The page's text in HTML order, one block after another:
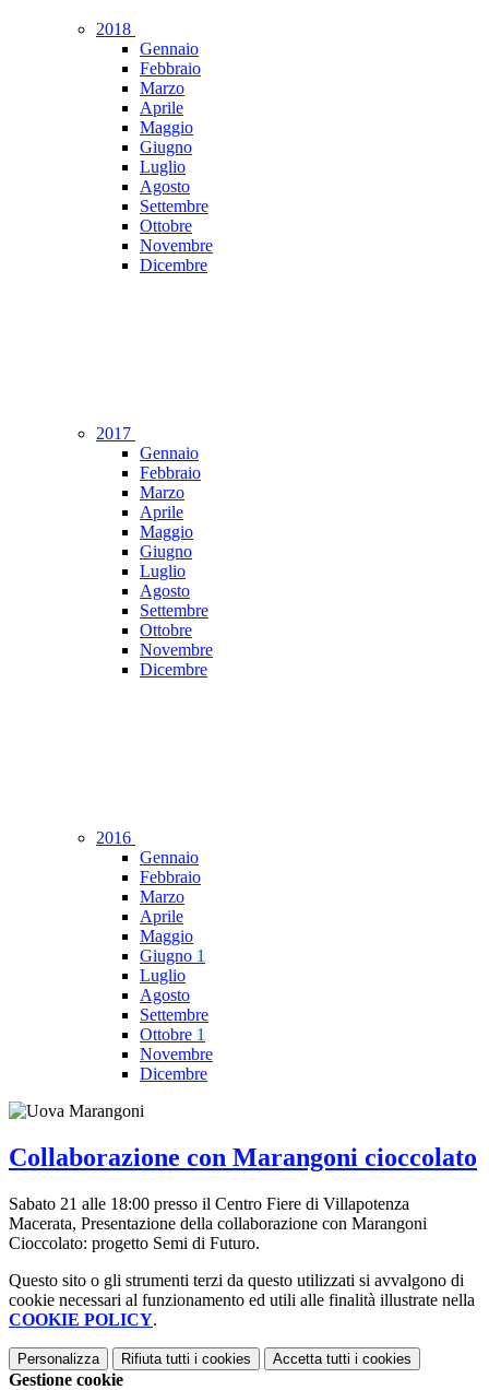
2018
Gennaio
Febbraio
Marzo
Aprile
Maggio
Giugno
Luglio
Agosto
Settembre
Ottobre
Novembre
Dicembre
2017
Gennaio
Febbraio
Marzo
Aprile
Maggio
Giugno
Luglio
Agosto
Settembre
Ottobre
Novembre
Dicembre
2016
Gennaio
Febbraio
Marzo
Aprile
Maggio
Giugno 1
Luglio
Agosto
Settembre
Ottobre 1
Novembre
Dicembre
Collaborazione con Marangoni cioccolato
Sabato 21 alle 18:00 presso il Centro Fiere di Villapotenza
Macerata, Presentazione della collaborazione con Marangoni
Cioccolato: progetto Semi di Futuro.
Questo sito o gli strumenti terzi da questo utilizzati si avvalgono di
cookie necessari al funzionamento ed utili alle finalità illustrate nella
COOKIE POLICY.
Personalizza Rifiuta tutti i cookies Accetta tutti i cookies
Gestione cookie